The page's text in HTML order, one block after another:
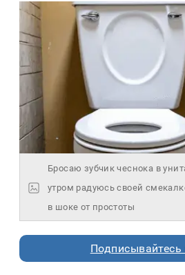
Бросаю зубчик чеснока в
утром радуюсь своей
в шоке от простоты
Подписывайтесь